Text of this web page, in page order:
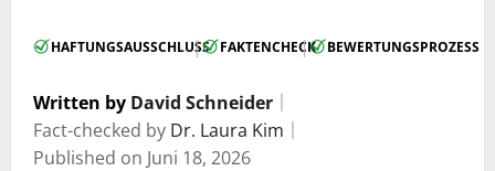
HAFTUNGSAUSSCHLUSS
| FAKTENCHECK
| BEWERTUNGSPROZESS
Written by David Schneider
Fact-checked by Dr. Laura Kim
Published on Juni 18, 2026